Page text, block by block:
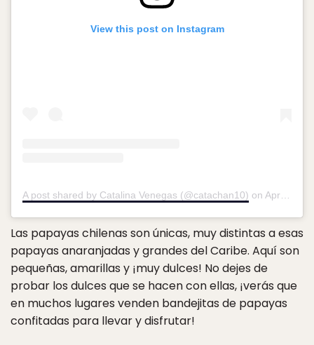
View this post on Instagram
A post shared by Catalina Venegas (@catachan10) on Apr 2, 2018 at 9:50am PDT
Las papayas chilenas son únicas, muy distintas a esas
papayas anaranjadas y grandes del Caribe. Aquí son
pequeñas, amarillas y ¡muy dulces! No dejes de
probar los dulces que se hacen con ellas, ¡verás que
en muchos lugares venden bandejitas de papayas
confitadas para llevar y disfrutar!